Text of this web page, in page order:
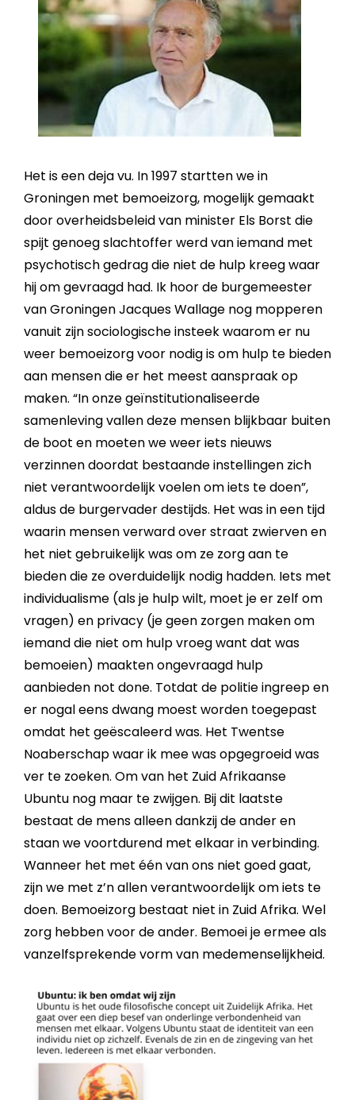
Het is een deja vu. In 1997 startten we in
Groningen met bemoeizorg, mogelijk gemaakt
door overheidsbeleid van minister Els Borst die
spijt genoeg slachtoffer werd van iemand met
psychotisch gedrag die niet de hulp kreeg waar
hij om gevraagd had. Ik hoor de burgemeester
van Groningen Jacques Wallage nog mopperen
vanuit zijn sociologische insteek waarom er nu
weer bemoeizorg voor nodig is om hulp te bieden
aan mensen die er het meest aanspraak op
maken. “In onze geïnstitutionaliseerde
samenleving vallen deze mensen blijkbaar buiten
de boot en moeten we weer iets nieuws
verzinnen doordat bestaande instellingen zich
niet verantwoordelijk voelen om iets te doen”,
aldus de burgervader destijds. Het was in een tijd
waarin mensen verward over straat zwierven en
het niet gebruikelijk was om ze zorg aan te
bieden die ze overduidelijk nodig hadden. Iets met
individualisme (als je hulp wilt, moet je er zelf om
vragen) en privacy (je geen zorgen maken om
iemand die niet om hulp vroeg want dat was
bemoeien) maakten ongevraagd hulp
aanbieden not done. Totdat de politie ingreep en
er nogal eens dwang moest worden toegepast
omdat het geëscaleerd was. Het Twentse
Noaberschap waar ik mee was opgegroeid was
ver te zoeken. Om van het Zuid Afrikaanse
Ubuntu nog maar te zwijgen. Bij dit laatste
bestaat de mens alleen dankzij de ander en
staan we voortdurend met elkaar in verbinding.
Wanneer het met één van ons niet goed gaat,
zijn we met z’n allen verantwoordelijk om iets te
doen. Bemoeizorg bestaat niet in Zuid Afrika. Wel
zorg hebben voor de ander. Bemoei je ermee als
vanzelfsprekende vorm van medemenselijkheid.